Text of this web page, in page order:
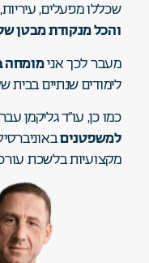
שכללו מפעלים,
והכל מנקודת מבטן
מעבר לכך אנימומחה
לימודים שנתיים בבית
כמו כן, עו”ד גליקמן
למשפטנים
מקצועיות בלשכת